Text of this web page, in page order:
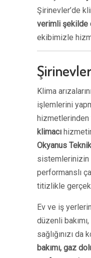
Şirinevler’de
verimli şekilde
ekibimizle
Klima
işlemlerini
hizmetlerinden
klimacı
Okyanus
sistemlerinizin
performanslı
titizlikle
Ev ve iş
düzenli
sağlığınızı da
bakımı, gaz